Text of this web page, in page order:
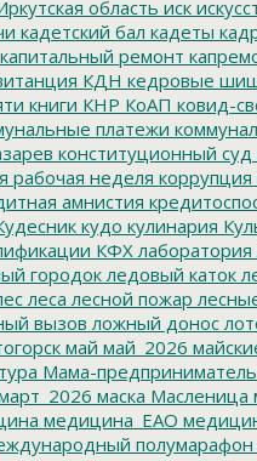
область иск
кадетский бал кадеты
капитальный ремонт
КДН кедровые
книги КНР КоАП ковид-
платежи
конституционный суд
рабочая неделя коррупция
амнистия
кудо кулинария
КФХ лаборатория
городок ледовый каток
леса лесной пожар
вызов ложный донос
май май_2026
Мама-предприниматель
маска Масленица
медицина_ЕАО